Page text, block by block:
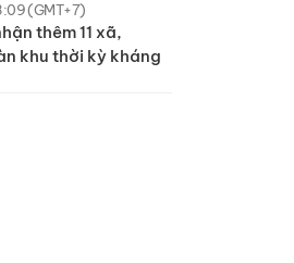
(GMT+7)
thêm 11 xã,
khu thời kỳ kháng